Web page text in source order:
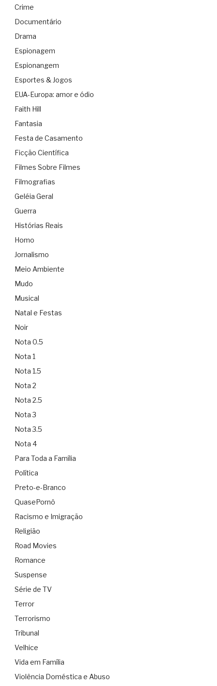
Crime
Documentário
Drama
Espionagem
Espionangem
Esportes & Jogos
EUA-Europa: amor e ódio
Faith Hill
Fantasia
Festa de Casamento
Ficção Científica
Filmes Sobre Filmes
Filmografias
Geléia Geral
Guerra
Histórias Reais
Homo
Jornalismo
Meio Ambiente
Mudo
Musical
Natal e Festas
Noir
Nota 0.5
Nota 1
Nota 1.5
Nota 2
Nota 2.5
Nota 3
Nota 3.5
Nota 4
Para Toda a Família
Política
Preto-e-Branco
QuasePornô
Racismo e Imigração
Religião
Road Movies
Romance
Suspense
Série de TV
Terror
Terrorismo
Tribunal
Velhice
Vida em Família
Violência Doméstica e Abuso